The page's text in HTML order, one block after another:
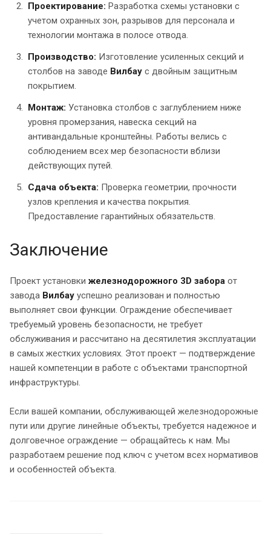
Проектирование: Разработка схемы установки с
учетом охранных зон, разрывов для персонала и
технологии монтажа в полосе отвода.
Производство: Изготовление усиленных секций и
столбов на заводе Вилбау с двойным защитным
покрытием.
Монтаж: Установка столбов с заглублением ниже
уровня промерзания, навеска секций на
антивандальные кронштейны. Работы велись с
соблюдением всех мер безопасности вблизи
действующих путей.
Сдача объекта: Проверка геометрии, прочности
узлов крепления и качества покрытия.
Предоставление гарантийных обязательств.
Заключение
Проект установки железнодорожного 3D забора от
завода Вилбау успешно реализован и полностью
выполняет свои функции. Ограждение обеспечивает
требуемый уровень безопасности, не требует
обслуживания и рассчитано на десятилетия эксплуатации
в самых жестких условиях. Этот проект — подтверждение
нашей компетенции в работе с объектами транспортной
инфраструктуры.
Если вашей компании, обслуживающей железнодорожные
пути или другие линейные объекты, требуется надежное и
долговечное ограждение — обращайтесь к нам. Мы
разработаем решение под ключ с учетом всех нормативов
и особенностей объекта.